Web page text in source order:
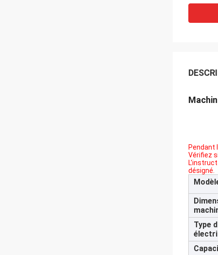
Pendant
Vérifiez
désigné.
Type